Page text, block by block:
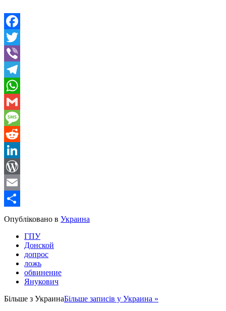
Facebook
Twitter
Viber
Telegram
WhatsApp
Gmail
Message
Reddit
LinkedIn
WordPress
Email
Share
Опубліковано в Украина
ГПУ
Донской
допрос
ложь
обвинение
Янукович
Більше з УкраинаБільше записів у Украина »